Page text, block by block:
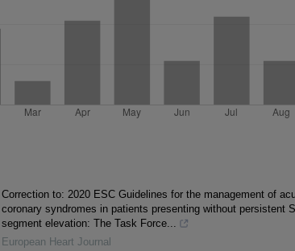
Correction to: 2020 ESC Guidelines for the management of
coronary syndromes in patients presenting without persistent
segment elevation: The Task Force...
European Heart Journal